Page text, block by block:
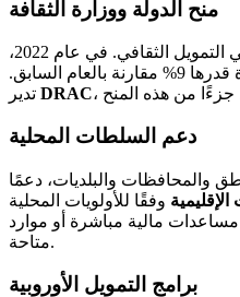
منح الدولة ووزارة الثقافة
تلعب وزارة الثقافة دورًا رئيسيًا في التمويل الثقافي. في عام 2022،
بلغ ميزانيتها 4.1 مليار يورو، بزيادة قدرها 9% مقارنة بالعام السابق.
DRAC
دعم السلطات المحلية
والمحافظات والبلديات، دعمًا
وفقًا للأولويات المحلية
مالية مباشرة أو موارد
متاحة.
برامج التمويل الأوروبية